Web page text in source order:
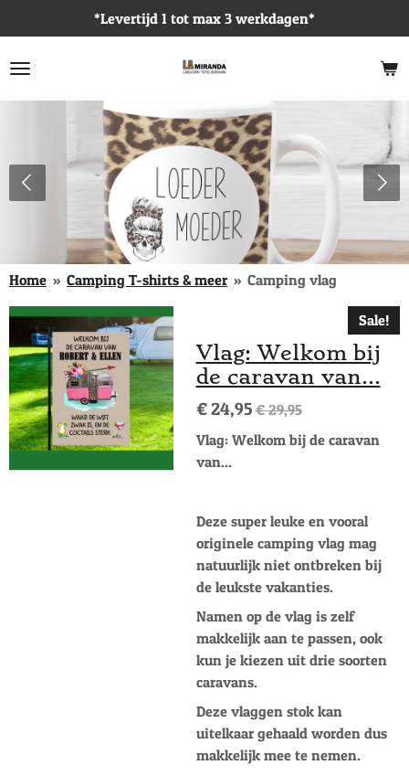
direct
naar
*Levertijd 1 tot max 3 werkdagen*
Home » Camping T-shirts & meer » Camping vlag
Sale!
Vlag: Welkom bij
de caravan van...
€ 24,95 € 29,95
Vlag: Welkom bij de caravan
van...
Deze super leuke en vooral
originele camping vlag mag
natuurlijk niet ontbreken bij
de leukste vakanties.
Namen op de vlag is zelf
makkelijk aan te passen, ook
kun je kiezen uit drie soorten
caravans.
Deze vlaggen stok kan
uitelkaar gehaald worden dus
makkelijk mee te nemen.